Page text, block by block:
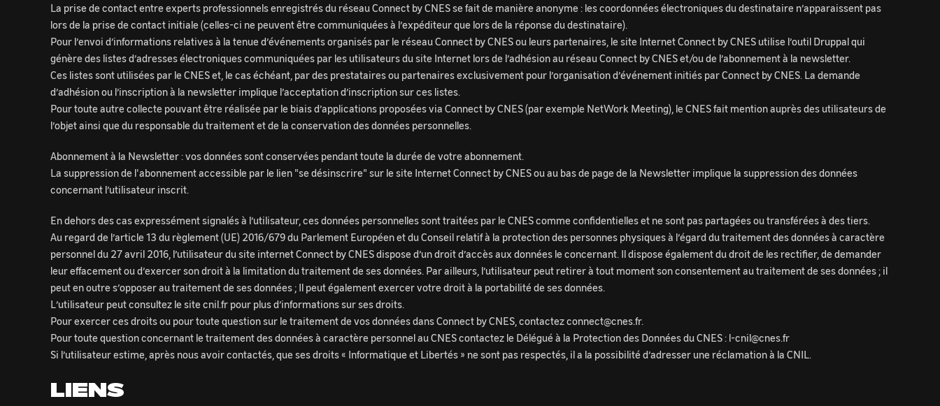
La prise de contact entre experts professionnels enregistrés du réseau Connect by CNES se fait de manière anonyme : les coordonnées électroniques du destinataire n’apparaissent pas
lors de la prise de contact initiale (celles-ci ne peuvent être communiquées à l’expéditeur que lors de la réponse du destinataire).
Pour l’envoi d’informations relatives à la tenue d’événements organisés par le réseau Connect by CNES ou leurs partenaires, le site Internet Connect by CNES utilise l’outil Druppal qui
génère des listes d’adresses électroniques communiquées par les utilisateurs du site Internet lors de l’adhésion au réseau Connect by CNES et/ou de l’abonnement à la newsletter.
Ces listes sont utilisées par le CNES et, le cas échéant, par des prestataires ou partenaires exclusivement pour l’organisation d’événement initiés par Connect by CNES. La demande
d’adhésion ou l’inscription à la newsletter implique l’acceptation d’inscription sur ces listes.
Pour toute autre collecte pouvant être réalisée par le biais d’applications proposées via Connect by CNES (par exemple NetWork Meeting), le CNES fait mention auprès des utilisateurs de
l’objet ainsi que du responsable du traitement et de la conservation des données personnelles.
Abonnement à la Newsletter : vos données sont conservées pendant toute la durée de votre abonnement.
La suppression de l'abonnement accessible par le lien "se désinscrire" sur le site Internet Connect by CNES ou au bas de page de la Newsletter implique la suppression des données
concernant l’utilisateur inscrit.
En dehors des cas expressément signalés à l’utilisateur, ces données personnelles sont traitées par le CNES comme confidentielles et ne sont pas partagées ou transférées à des tiers.
Au regard de l’article 13 du règlement (UE) 2016/679 du Parlement Européen et du Conseil relatif à la protection des personnes physiques à l’égard du traitement des données à caractère
personnel du 27 avril 2016, l’utilisateur du site internet Connect by CNES dispose d’un droit d’accès aux données le concernant. Il dispose également du droit de les rectifier, de demander
leur effacement ou d’exercer son droit à la limitation du traitement de ses données. Par ailleurs, l’utilisateur peut retirer à tout moment son consentement au traitement de ses données ; il
peut en outre s’opposer au traitement de ses données ; Il peut également exercer votre droit à la portabilité de ses données.
L’utilisateur peut consultez le site cnil.fr pour plus d’informations sur ses droits.
Pour exercer ces droits ou pour toute question sur le traitement de vos données dans Connect by CNES, contactez connect@cnes.fr.
Pour toute question concernant le traitement des données à caractère personnel au CNES contactez le Délégué à la Protection des Données du CNES : l-cnil@cnes.fr
Si l’utilisateur estime, après nous avoir contactés, que ses droits « Informatique et Libertés » ne sont pas respectés, il a la possibilité d’adresser une réclamation à la CNIL.
LIENS